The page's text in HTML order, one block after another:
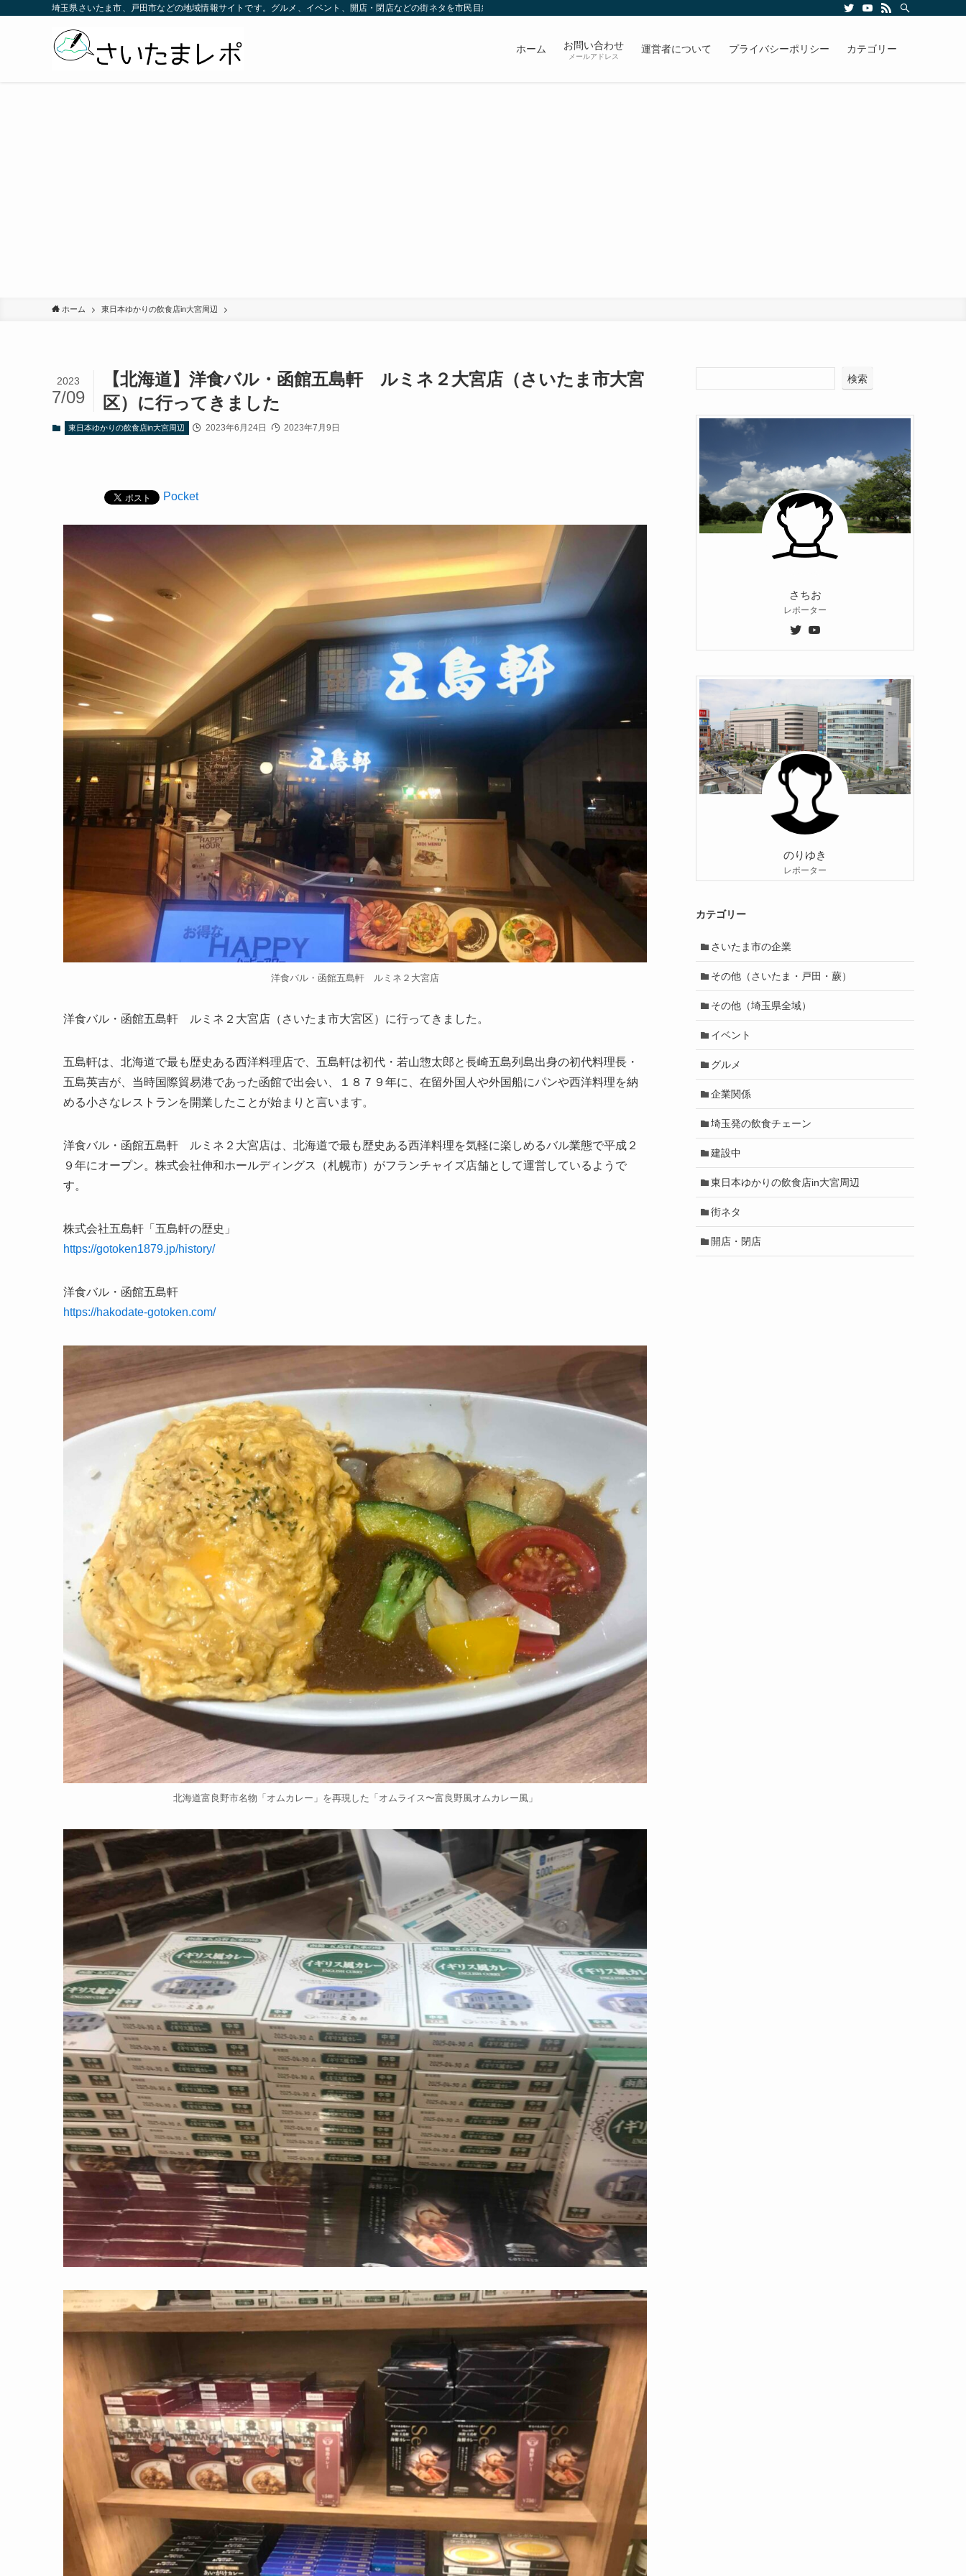
埼玉県さいたま市、戸田市などの地域情報サイトです。グルメ、イベント、開店・閉店などの街ネタを市民目線で発信していきます。
ホーム お問い合わせ
メールアドレス
運営者について プライバシーポリシー カテゴリー
ホーム 東日本ゆかりの飲食店in大宮周辺
【北海道】洋食バル・函館五島軒 ルミネ２大宮店（さいたま市大宮
区）に行ってきました
2023
7/09
東日本ゆかりの飲食店in大宮周辺 2023年6月24日 2023年7月9日
Pocket
洋食バル・函館五島軒 ルミネ２大宮店
洋食バル・函館五島軒 ルミネ２大宮店（さいたま市大宮区）に行ってきました。
五島軒は、北海道で最も歴史ある西洋料理店で、五島軒は初代・若山惣太郎と長崎五島列島出身の初代料理長・
五島英吉が、当時国際貿易港であった函館で出会い、１８７９年に、在留外国人や外国船にパンや西洋料理を納
める小さなレストランを開業したことが始まりと言います。
洋食バル・函館五島軒 ルミネ２大宮店は、北海道で最も歴史ある西洋料理を気軽に楽しめるバル業態で平成２
９年にオープン。株式会社伸和ホールディングス（札幌市）がフランチャイズ店舗として運営しているようで
す。
株式会社五島軒「五島軒の歴史」
https://gotoken1879.jp/history/
洋食バル・函館五島軒
https://hakodate-gotoken.com/
北海道富良野市名物「オムカレー」を再現した「オムライス〜富良野風オムカレー風」
検索
さちお
レポーター
のりゆき
レポーター
カテゴリー
さいたま市の企業
その他（さいたま・戸田・蕨）
その他（埼玉県全域）
イベント
グルメ
企業関係
埼玉発の飲食チェーン
建設中
東日本ゆかりの飲食店in大宮周辺
街ネタ
開店・閉店